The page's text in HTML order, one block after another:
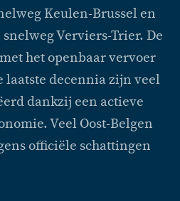
Keulen-Brussel en
Verviers-Trier. De
het openbaar vervoer
decennia zijn veel
dankzij een actieve
Veel Oost-Belgen
officiële schattingen